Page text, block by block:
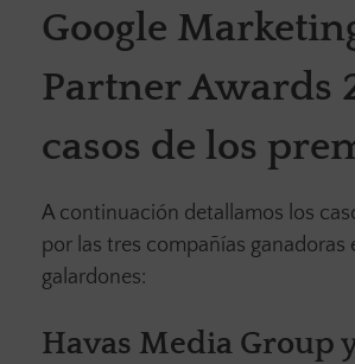
Google
Partner Awards
casos de los
A continuación detallamos los
por las tres compañías ganadoras
galardones:
Havas Media Group